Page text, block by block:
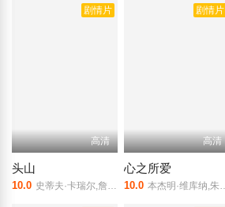
剧情片
高清
头山
10.0 史蒂夫·卡瑞尔,詹森·舒瓦兹曼,科里·迈克尔·史密斯,拉米·尤素夫,丹尼尔·奥雷斯克斯,哈德莉·罗宾逊,大卫·汤普森
剧情片
高清
心之所爱
10.0 本杰明·维库纳,朱丽叶塔·迪亚兹